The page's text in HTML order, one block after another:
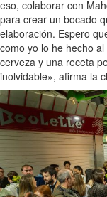
eso, colaborar con
para crear un bocado
elaboración. Espero
como yo lo he hecho
cerveza y una receta
inolvidable», afirma la